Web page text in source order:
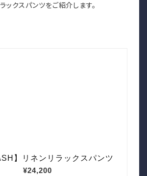
ックスパンツをご紹介します。